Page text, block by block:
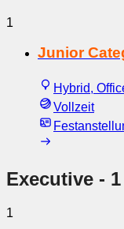
1
Junior
Hybrid,
Vollzeit
Executive -
1